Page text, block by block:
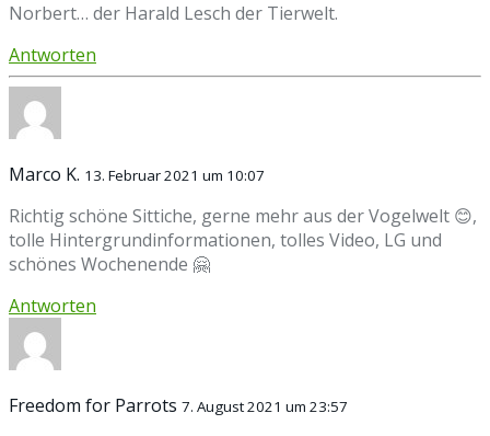
Norbert… der Harald Lesch der Tierwelt.
Antworten
Marco K. 13. Februar 2021 um 10:07
Richtig schöne Sittiche, gerne mehr aus der Vogelwelt 😊,
tolle Hintergrundinformationen, tolles Video, LG und
schönes Wochenende 🤗
Antworten
Freedom for Parrots 7. August 2021 um 23:57